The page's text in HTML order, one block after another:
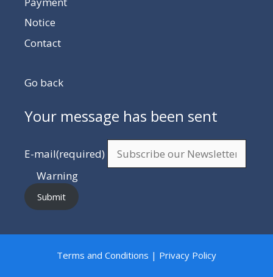
Notice
Contact
Go back
Your message has been sent
E-mail(required)
Warning
Submit
Terms and Conditions | Privacy Policy